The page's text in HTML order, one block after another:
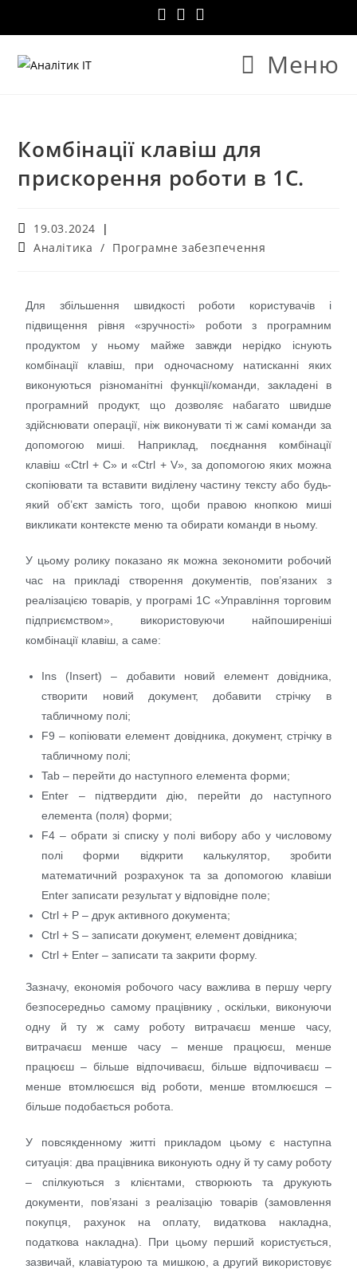
Меню
Комбінації клавіш для
прискорення роботи в 1С.
19.03.2024
Аналітика / Програмне забезпечення
Для збільшення швидкості роботи користувачів і
підвищення рівня «зручності» роботи з програмним
продуктом у ньому майже завжди нерідко існують
комбінації клавіш, при одночасному натисканні яких
виконуються різноманітні функції/команди, закладені в
програмний продукт, що дозволяє набагато швидше
здійснювати операції, ніж виконувати ті ж самі команди за
допомогою миші. Наприклад, поєднання комбінації
клавіш «Ctrl + C» и «Ctrl + V», за допомогою яких можна
скопіювати та вставити виділену частину тексту або будь-
який об’єкт замість того, щоби правою кнопкою миші
викликати контексте меню та обирати команди в ньому.
У цьому ролику показано як можна зекономити робочий
час на прикладі створення документів, пов’язаних з
реалізацією товарів, у програмі 1С «Управління торговим
підприємством», використовуючи найпоширеніші
комбінації клавіш, а саме:
Ins (Insert) – добавити новий елемент довідника,
створити новий документ, добавити стрічку в
табличному полі;
F9 – копіювати елемент довідника, документ, стрічку в
табличному полі;
Tab – перейти до наступного елемента форми;
Enter – підтвердити дію, перейти до наступного
елемента (поля) форми;
F4 – обрати зі списку у полі вибору або у числовому
полі форми відкрити калькулятор, зробити
математичний розрахунок та за допомогою клавіши
Enter записати результат у відповідне поле;
Ctrl + P – друк активного документа;
Ctrl + S – записати документ, елемент довідника;
Ctrl + Enter – записати та закрити форму.
Зазначу, економія робочого часу важлива в першу чергу
безпосередньо самому працівнику , оскільки, виконуючи
одну й ту ж саму роботу витрачаєш менше часу,
витрачаєш менше часу – менше працюєш, менше
працюєш – більше відпочиваєш, більше відпочиваєш –
менше втомлюєшся від роботи, менше втомлюєшся –
більше подобається робота.
У повсякденному житті прикладом цьому є наступна
ситуація: два працівника виконують одну й ту саму роботу
– спілкуються з клієнтами, створюють та друкують
документи, пов’язані з реалізацію товарів (замовлення
покупця, рахунок на оплату, видаткова накладна,
податкова накладна). При цьому перший користується,
зазвичай, клавіатурою та мишкою, а другий використовує